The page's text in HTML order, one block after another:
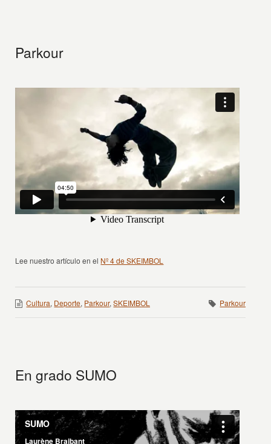
Parkour
Lee nuestro artículo en el Nº 4 de SKEIMBOL
Cultura, Deporte, Parkour,SKEIMBOL Parkour
En grado SUMO